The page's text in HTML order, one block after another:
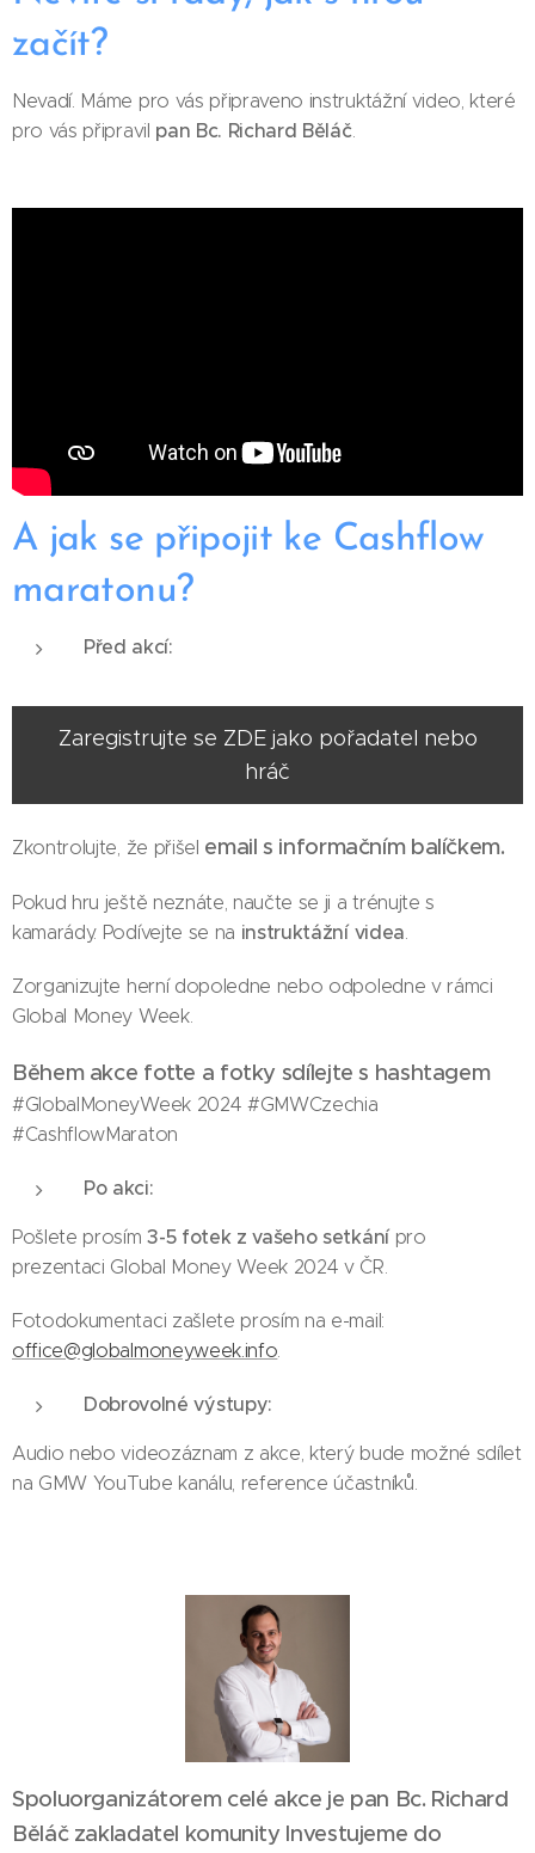
začít?
Nevadí. Máme pro vás připraveno instruktážní video, které
pro vás připravil pan Bc. Richard Běláč.
A jak se připojit ke Cashflow
maratonu?
Před akcí:
Zaregistrujte se ZDE jako pořadatel nebo
hráč
Zkontrolujte, že přišel email s informačním balíčkem.
Pokud hru ještě neznáte, naučte se ji a trénujte s
kamarády. Podívejte se na instruktážní videa
Zorganizujte herní dopoledne nebo odpoledne v rámci
Global Money Week.
Během akce foťte a fotky sdílejte s hashtagem
#GlobalMoneyWeek 2024 #GMWCzechia
#CashflowMaraton
Po akci:
Pošlete prosím3-5 fotek z vašeho setkánípro
prezentaci Global Money Week 2024 v ČR.
Fotodokumentaci zašlete prosím na e-mail:
office@globalmoneyweek.info
Dobrovolné výstupy:
Audio nebo videozáznam z akce, který bude možné sdílet
na GMW YouTube kanálu, reference účastníků.
Spoluorganizátorem celé akce je pan Bc. Richard
Běláč zakladatel komunity Investujeme do